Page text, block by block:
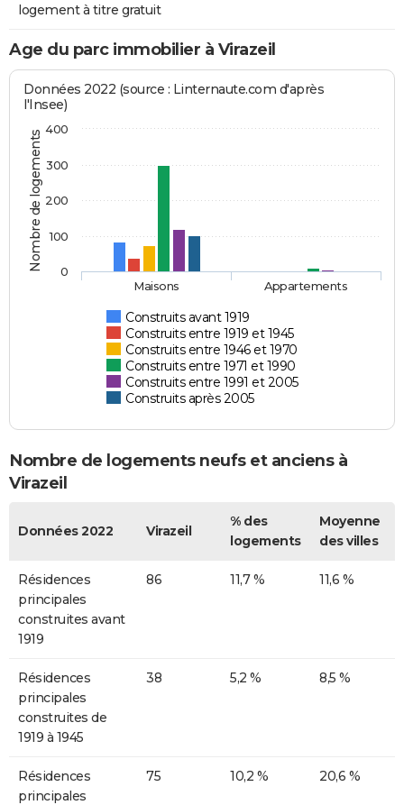
logement à titre gratuit
Age du parc immobilier à Virazeil
Nombre de logements
Données 2022 (source : Linternaute.com d'après
l'Insee)
Construits avant 1919
Construits entre 1919 et 1945
Construits entre 1946 et 1970
Construits entre 1971 et 1990
Construits entre 1991 et 2005
Construits après 2005
Maisons Appartements
0
100
200
300
400
Nombre de logements neufs et anciens à
Virazeil
Données 2022 Virazeil
% des
logements
Moyenne
des villes
Résidences
principales
construites avant
1919
86 11,7 % 11,6 %
Résidences
principales
construites de
1919 à 1945
38 5,2 % 8,5 %
Résidences
principales
75 10,2 % 20,6 %